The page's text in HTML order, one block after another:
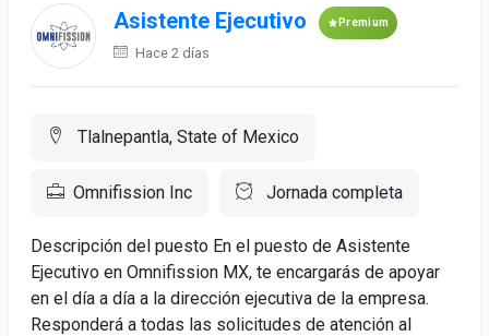
Asistente Ejecutivo Premium
Hace 2 días
Tlalnepantla, State of Mexico
Omnifission Inc Jornada completa
Descripción del puesto En el puesto de Asistente
Ejecutivo en Omnifission MX, te encargarás de apoyar
en el día a día a la dirección ejecutiva de la empresa.
Responderá a todas las solicitudes de atención al